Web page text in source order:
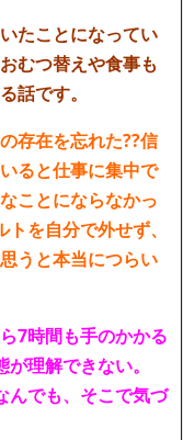
たことになってい
むつ替えや食事も
話です。
存在を忘れた??信
ると仕事に集中で
ことにならなかっ
を自分で外せず、
うと本当につらい
7時間も手のかかる
理解できない。
んでも、そこで気づ